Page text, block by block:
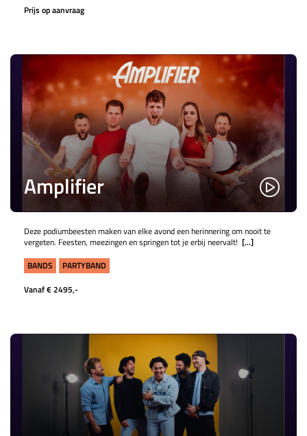
Prijs op aanvraag
Amplifier
Deze podiumbeesten maken van elke avond een herinnering om nooit te
vergeten. Feesten, meezingen en springen tot je erbij neervalt! [...]
BANDS
PARTYBAND
Vanaf € 2495,-